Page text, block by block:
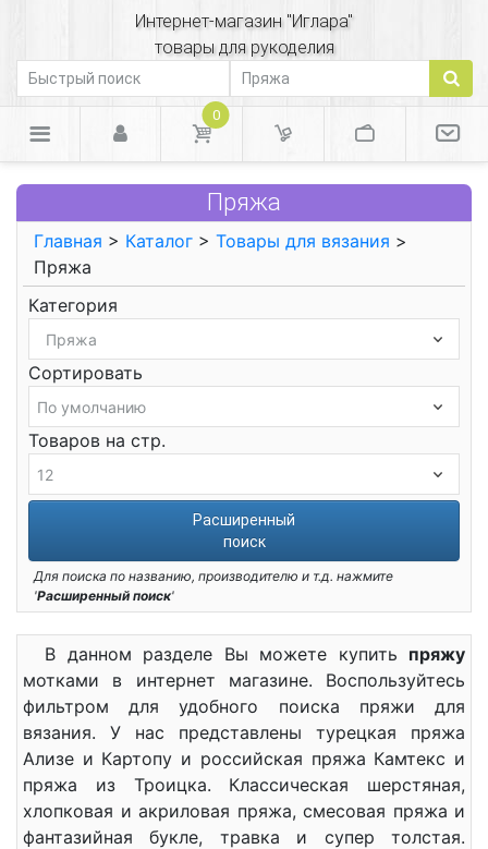
Интернет-магазин "Иглара"
товары для рукоделия
0
Пряжа
Главная > Каталог > Товары для вязания >
Пряжа
Категория
Сортировать
Товаров на стр.
Расширенный
поиск
Для поиска по названию, производителю и т.д. нажмите
'Расширенный поиск'
В данном разделе Вы можете купить пряжу
мотками в интернет магазине. Воспользуйтесь
фильтром для удобного поиска пряжи для
вязания. У нас представлены турецкая пряжа
Ализе и Картопу и российская пряжа Камтекс и
пряжа из Троицка. Классическая шерстяная,
хлопковая и акриловая пряжа, смесовая пряжа и
фантазийная букле, травка и супер толстая.